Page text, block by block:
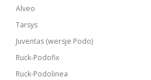
Alveo
Tarsys
Juventas (wersje Podo)
Ruck-Podofix
Ruck-Podolinea